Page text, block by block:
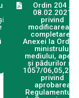
Ordin 204 /
08.02.2021
privind
modificarea și
completarea
Anexei la
ministrului
mediului,
și pădurilor nr.
1057/
privind
aprobarea
Regulamentului